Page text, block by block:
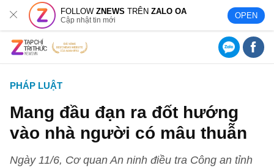
FOLLOWZNEWS TRÊNZALO OA
Cập nhật tin mới OPEN
PHÁP LUẬT
Mang đầu đạn ra đốt hướng
vào nhà người có mâu thuẫn
Ngày 11/6, Cơ quan An ninh điều tra Công an tỉnh